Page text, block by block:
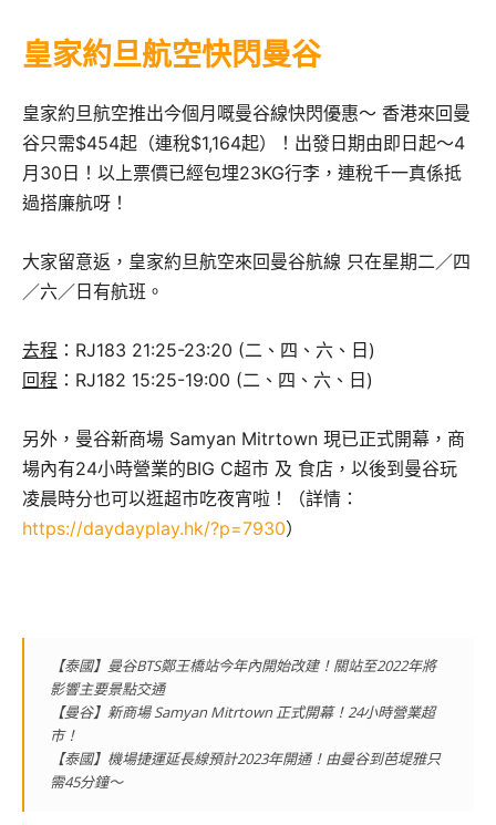
皇家約旦航空快閃曼谷
皇家約旦航空推出今個月嘅曼谷線快閃優惠～ 香港來回曼
谷只需$454起（連稅$1,164起）！出發日期由即日起～4
月30日！以上票價已經包埋23KG行李，連稅千一真係抵
過搭廉航呀！
大家留意返，皇家約旦航空來回曼谷航線 只在星期二／四
／六／日有航班。
去程 ：RJ183 21:25-23:20 (二、四、六、日)
回程 ：RJ182 15:25-19:00 (二、四、六、日)
另外，曼谷新商場 Samyan Mitrtown 現已正式開幕，商
場內有24小時營業的BIG C超市 及 食店，以後到曼谷玩
凌晨時分也可以逛超市吃夜宵啦！（詳情：
https://daydayplay.hk/?p=7930）
【泰國】曼谷BTS鄭王橋站今年內開始改建！關站至2022年將
影響主要景點交通
【曼谷】新商場 Samyan Mitrtown 正式開幕！24小時營業超
市！
【泰國】機場捷運延長線預計2023年開通！由曼谷到芭堤雅只
需45分鐘～